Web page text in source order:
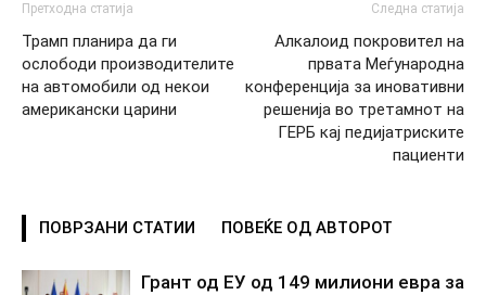
Претходна статија
Трамп планира да ги
ослободи производителите
на автомобили од некои
американски царини
Следна статија
Алкалоид покровител на
првата Меѓународна
конференција за иновативни
решенија во третамнот на
ГЕРБ кај педијатриските
пациенти
ПОВРЗАНИ СТАТИИ ПОВЕЌЕ ОД АВТОРОТ
Грант од ЕУ од 149 милиони евра за